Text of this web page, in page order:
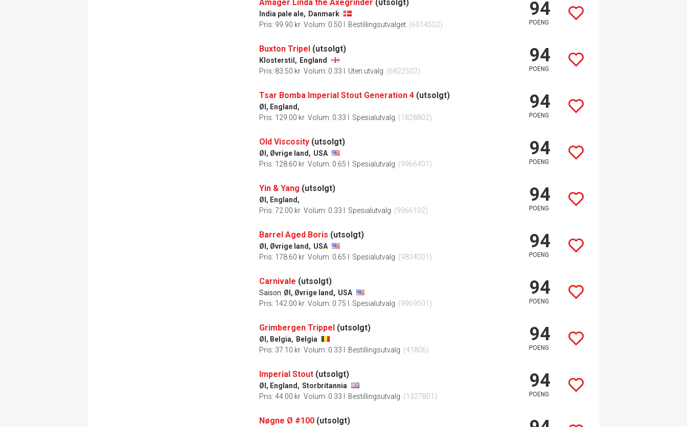
Amager Linda the Axegrinder (utsolgt)
India pale ale, Danmark
Pris: 99.90 kr Volum: 0.50 l Bestillingsutvalget (6014502)
94
POENG
Buxton Tripel (utsolgt)
Klosterstil, England
Pris: 83.50 kr Volum: 0.33 l Uten utvalg (6822502)
94
POENG
Tsar Bomba Imperial Stout Generation 4 (utsolgt)
Øl, England,
Pris: 129.00 kr Volum: 0.33 l Spesialutvalg (1828802)
94
POENG
Old Viscosity (utsolgt)
Øl, Øvrige land, USA
Pris: 128.60 kr Volum: 0.65 l Spesialutvalg (9966401)
94
POENG
Yin & Yang (utsolgt)
Øl, England,
Pris: 72.00 kr Volum: 0.33 l Spesialutvalg (9966102)
94
POENG
Barrel Aged Boris (utsolgt)
Øl, Øvrige land, USA
Pris: 178.60 kr Volum: 0.65 l Spesialutvalg (9834001)
94
POENG
Carnivale (utsolgt)
Saison Øl, Øvrige land, USA
Pris: 142.00 kr Volum: 0.75 l Spesialutvalg (9969501)
94
POENG
Grimbergen Trippel (utsolgt)
Øl, Belgia, Belgia
Pris: 37.10 kr Volum: 0.33 l Bestillingsutvalg (41806)
94
POENG
Imperial Stout (utsolgt)
Øl, England, Storbritannia
Pris: 44.00 kr Volum: 0.33 l Bestillingsutvalg (1327801)
94
POENG
Nøgne Ø #100 (utsolgt)